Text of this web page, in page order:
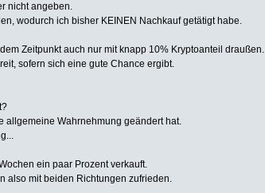
nicht angeben.
wodurch ich bisher KEINEN Nachkauf getätigt habe.
Zeitpunkt auch nur mit knapp 10% Kryptoanteil draußen.
sofern sich eine gute Chance ergibt.
allgemeine Wahrnehmung geändert hat.
ein paar Prozent verkauft.
also mit beiden Richtungen zufrieden.